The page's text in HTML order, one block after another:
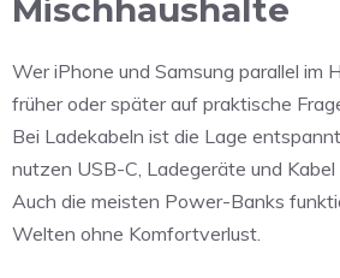
Mischhaushalte
Wer iPhone und Samsung parallel im
früher oder später auf praktische
Bei Ladekabeln ist die Lage
nutzen USB-C, Ladegeräte und Kabel
Auch die meisten Power-Banks
Welten ohne Komfortverlust.